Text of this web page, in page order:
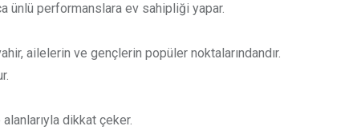
ünlü performanslara ev sahipliği yapar.
ailelerin ve gençlerin popüler noktalarındandır.
dikkat çeker.